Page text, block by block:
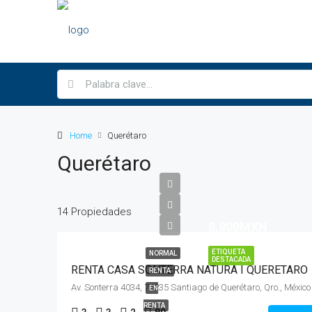
Home Querétaro
Querétaro
14 Propiedades
ETIQUETA
DESTACADA
NORMAL
RENTA
EN
RENTA
RENTA CASA SONTERRA NATURA I QUERETARO
Av. Sonterra 4034, 76235 Santiago de Querétaro, Qro., México